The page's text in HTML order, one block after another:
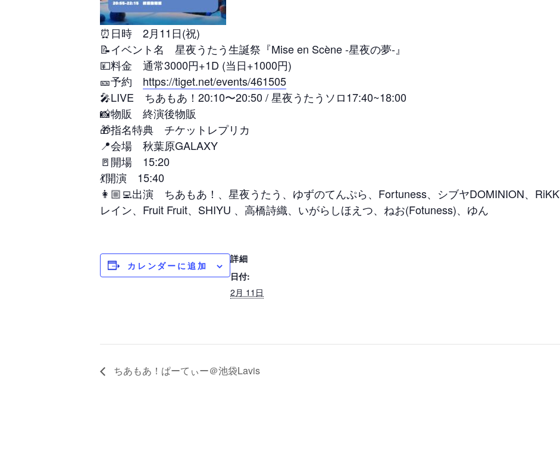
⏰日時 2月11日(祝)
📝イベント名 星夜うたう生誕祭『Mise en Scène -星夜の夢-』
💴料金 通常3000円+1D (当日+1000円)
🎫予約 https://tiget.net/events/461505
🎤LIVE ちあもあ！20:10〜20:50 / 星夜うたうソロ17:40~18:00
📸物販 終演後物販
🎁指名特典 チケットレプリカ
📍会場 秋葉原GALAXY
🚪開場 15:20
💃開演 15:40
👩🏼‍💻出演 ちあもあ！、星夜うたう、ゆずのてんぷら、Fortuness、シブヤDOMINION、
レイン、Fruit Fruit、SHIYU 、高橋詩織、いがらしほえつ、ねお(Fotuness)、ゆん
カレンダーに追加
詳細
日付:
2月 11日
ちあもあ！ぱーてぃー＠池袋Lavis